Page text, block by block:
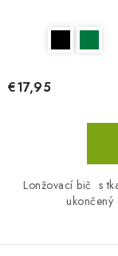
€17,95
Lonžovací bič s
ukončený